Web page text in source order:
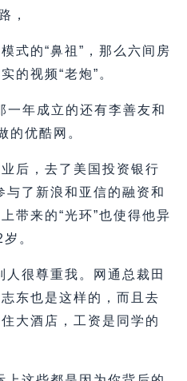
，
式的“鼻祖”，那么六间房
的视频“老炮”。
年成立的还有李善友和
的优酷网。
后，去了美国投资银行
与了新浪和亚信的融资和
带来的“光环”也使得他异
。
人很尊重我。网通总裁田
东也是这样的，而且去
大酒店，工资是同学的